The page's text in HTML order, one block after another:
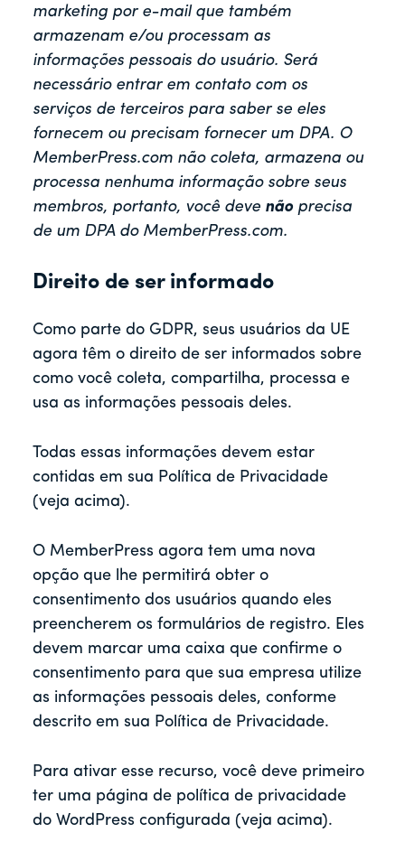
marketing por e-mail que também
armazenam e/ou processam as
informações pessoais do usuário. Será
necessário entrar em contato com os
serviços de terceiros para saber se eles
fornecem ou precisam fornecer um DPA. O
MemberPress.com não coleta, armazena ou
processa nenhuma informação sobre seus
membros, portanto, você deve não precisa
de um DPA do MemberPress.com.
Direito de ser informado
Como parte do GDPR, seus usuários da UE
agora têm o direito de ser informados sobre
como você coleta, compartilha, processa e
usa as informações pessoais deles.
Todas essas informações devem estar
contidas em sua Política de Privacidade
(veja acima).
O MemberPress agora tem uma nova
opção que lhe permitirá obter o
consentimento dos usuários quando eles
preencherem os formulários de registro. Eles
devem marcar uma caixa que confirme o
consentimento para que sua empresa utilize
as informações pessoais deles, conforme
descrito em sua Política de Privacidade.
Para ativar esse recurso, você deve primeiro
ter uma página de política de privacidade
do WordPress configurada (veja acima).